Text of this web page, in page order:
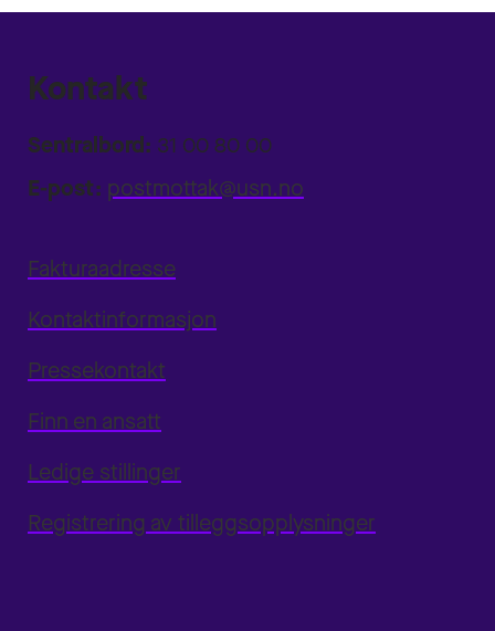
Kontakt
Sentralbord: 31 00 80 00
E-post: postmottak@usn.no
Fakturaadresse
Kontaktinformasjon
Pressekontakt
Finn en ansatt
Ledige stillinger
Registrering av tilleggsopplysninger